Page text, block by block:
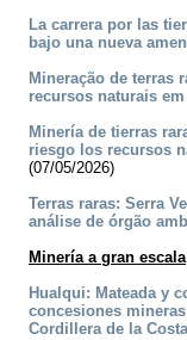
La carrera por las
bajo una nueva
Mineração de terras
recursos naturais
Minería de tierras
riesgo los recursos
(07/05/2026)
Terras raras: Serra
análise de órgão
Minería a gran escala
Hualqui: Mateada y
concesiones
Cordillera de la